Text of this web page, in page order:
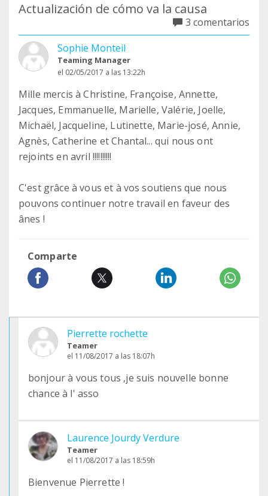
Actualización de cómo va la causa
3 comentarios
Sophie Monteil
Teaming Manager
el 02/05/2017 a las 13:22h
Mille mercis à Christine, Françoise, Annette,
Jacques, Emmanuelle, Marielle, Valérie, Joelle,
Michaël, Jacqueline, Lutinette, Marie-josé, Annie,
Agnès, Catherine et Chantal... qui nous ont
rejoints en avril !!!!!!!!!!
C'est grâce à vous et à vos soutiens que nous
pouvons continuer notre travail en faveur des
ânes !
Comparte
Pierrette rochette
Teamer
el 11/08/2017 a las 18:07h
bonjour à vous tous ,je suis nouvelle bonne
chance à l' asso
Laurence Jourdy Verdure
Teamer
el 11/08/2017 a las 18:59h
Bienvenue Pierrette !